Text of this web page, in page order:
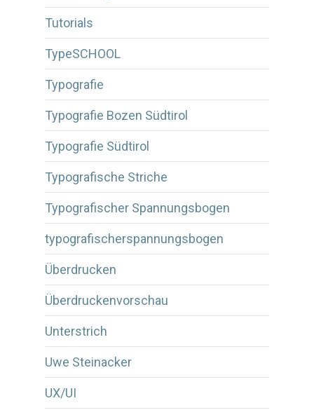
Tutorials
TypeSCHOOL
Typografie
Typografie Bozen Südtirol
Typografie Südtirol
Typografische Striche
Typografischer Spannungsbogen
typografischerspannungsbogen
Überdrucken
Überdruckenvorschau
Unterstrich
Uwe Steinacker
UX/UI